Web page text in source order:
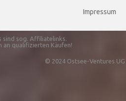
Impressum
sind sog. Affiliatelinks.
an qualifizierten Käufen!
© 2024 Ostsee-Ventures UG